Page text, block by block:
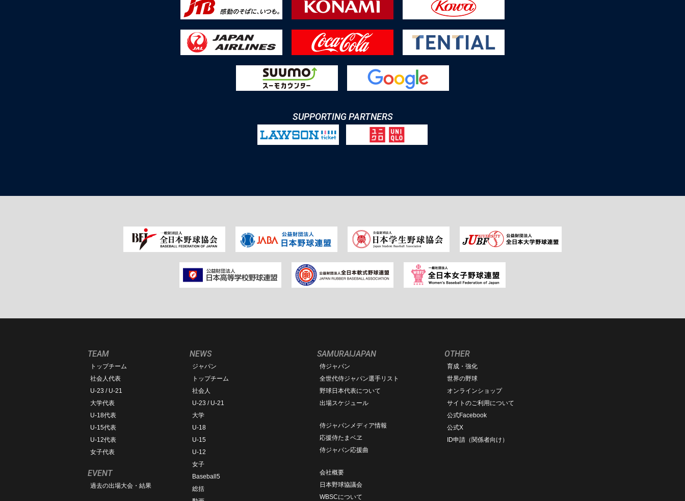
SUPPORTING PARTNERS
TEAM
トップチーム
社会人代表
U-23 / U-21
大学代表
U-18代表
U-15代表
U-12代表
女子代表
EVENT
過去の出場大会・結果
NEWS
ジャパン
トップチーム
社会人
U-23 / U-21
大学
U-18
U-15
U-12
女子
Baseball5
総括
SAMURAIJAPAN
侍ジャパン
全世代侍ジャパン選手リスト
野球日本代表について
出場スケジュール
侍ジャパンメディア情報
応援侍たまベヱ
侍ジャパン応援曲
会社概要
日本野球協議会
WBSCについて
OTHER
育成・強化
世界の野球
オンラインショップ
サイトのご利用について
公式Facebook
公式X
ID申請（関係者向け）